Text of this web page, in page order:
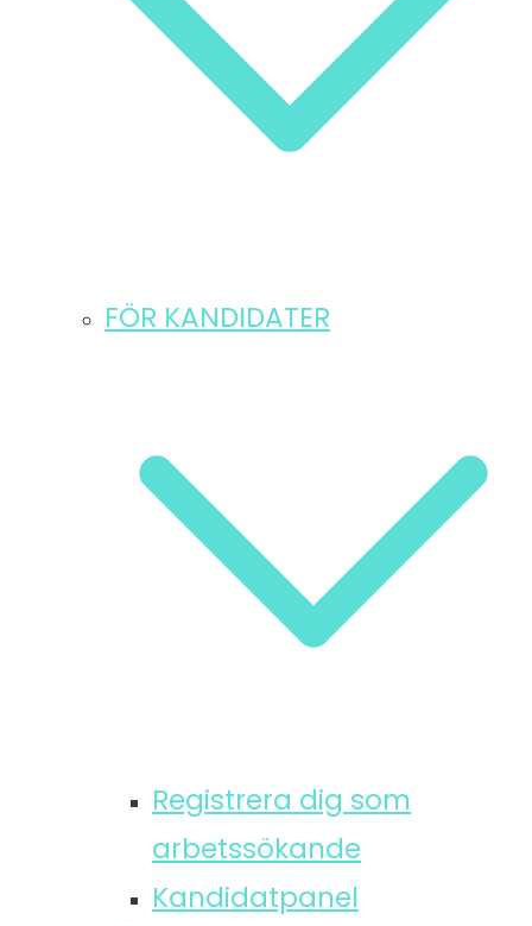
FÖR KANDIDATER
Registrera dig som
arbetssökande
Kandidatpanel